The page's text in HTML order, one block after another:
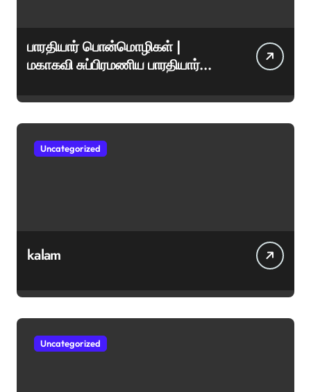
பாரதியார் பொன்மொழிகள் |
மகாகவி சுப்பிரமணிய பாரதியார்
ஊக்கமளிக்கும் வாசகங்கள்
Uncategorized
kalam
Uncategorized